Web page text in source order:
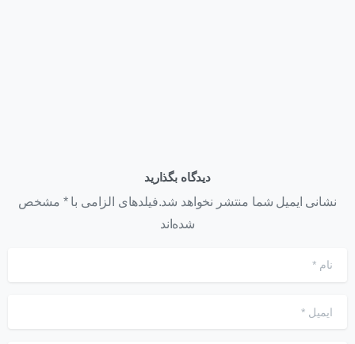
دیدگاه بگذارید
نشانی ایمیل شما منتشر نخواهد شد.فیلدهای الزامی با * مشخص
شده‌اند
*
ایمیل